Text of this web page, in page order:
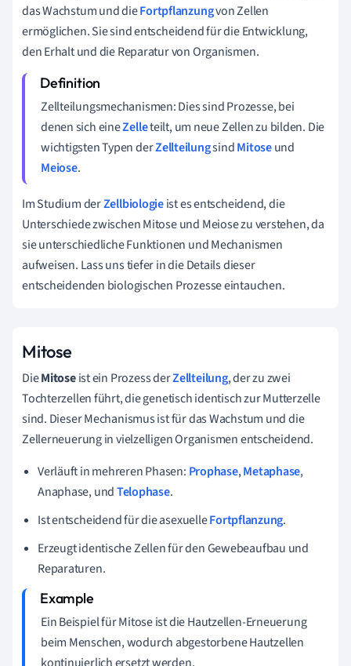
das Wachstum und dieFortpflanzungvon Zellen
ermöglichen. Sie sind entscheidend für die Entwicklung,
den Erhalt und die Reparatur von Organismen.
Zellteilungsmechanismen: Dies sind Prozesse, bei
denen sich eineZelleteilt, um neue Zellen zu bilden. Die
wichtigsten Typen derZellteilungsindMitoseund
Meiose.
Im Studium derZellbiologieist es entscheidend, die
Unterschiede zwischen Mitose und Meiose zu verstehen, da
sie unterschiedliche Funktionen und Mechanismen
aufweisen. Lass uns tiefer in die Details dieser
entscheidenden biologischen Prozesse eintauchen.
Mitose
DieMitoseist ein Prozess derZellteilung, der zu zwei
Tochterzellen führt, die genetisch identisch zur Mutterzelle
sind. Dieser Mechanismus ist für das Wachstum und die
Zellerneuerung in vielzelligen Organismen entscheidend.
Verläuft in mehreren Phasen: Prophase,Metaphase,
Anaphase, undTelophase.
Ist entscheidend für die asexuelleFortpflanzung.
Erzeugt identische Zellen für den Gewebeaufbau und
Reparaturen.
Ein Beispiel für Mitose ist die Hautzellen-Erneuerung
beim Menschen, wodurch abgestorbene Hautzellen
kontinuierlich ersetzt werden.